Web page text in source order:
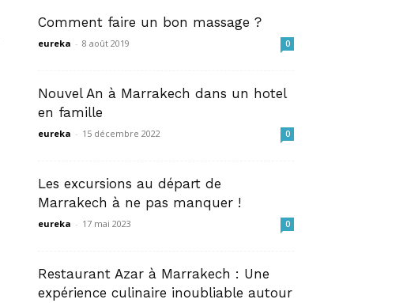
Comment faire un bon massage ?
eureka - 8 août 2019 0
Nouvel An à Marrakech dans un hotel
en famille
eureka - 15 décembre 2022 0
Les excursions au départ de
Marrakech à ne pas manquer !
eureka - 17 mai 2023 0
Restaurant Azar à Marrakech : Une
expérience culinaire inoubliable autour